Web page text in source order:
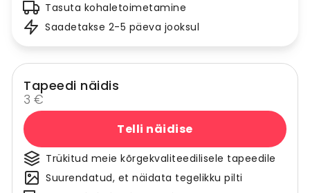
Tasuta kohaletoimetamine
Saadetakse 2-5 päeva jooksul
Tapeedi näidis
3 €
Telli näidise
Trükitud meie kõrgekvaliteedilisele tapeedile
Suurendatud, et näidata tegelikku pilti